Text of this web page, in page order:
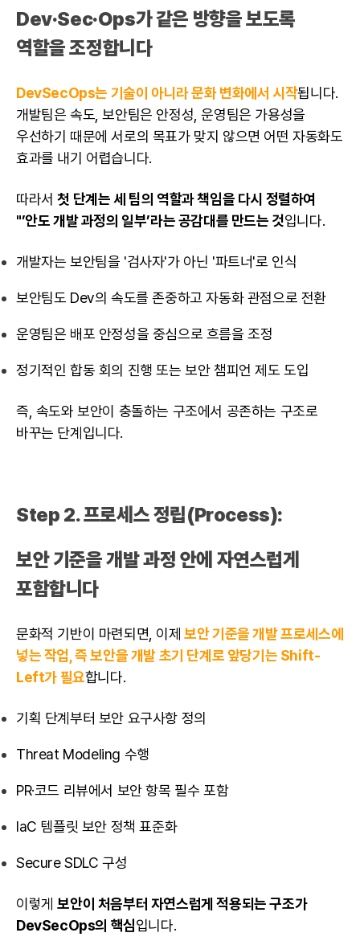
Dev·Sec·Ops가 같은 방향을 보도록
역할을 조정합니다
DevSecOps는 기술이 아니라 문화 변화에서 시작됩니다.
개발팀은 속도, 보안팀은 안정성, 운영팀은 가용성을
우선하기 때문에 서로의 목표가 맞지 않으면 어떤 자동화도
효과를 내기 어렵습니다.
따라서첫 단계는 세 팀의 역할과 책임을 다시 정렬하여
"’안도 개발 과정의 일부’라는 공감대를 만드는 것입니다.
개발자는 보안팀을 '검사자'가 아닌 '파트너'로 인식
보안팀도 Dev의 속도를 존중하고 자동화 관점으로 전환
운영팀은 배포 안정성을 중심으로 흐름을 조정
정기적인 합동 회의 진행 또는 보안 챔피언 제도 도입
즉, 속도와 보안이 충돌하는 구조에서 공존하는 구조로
바꾸는 단계입니다.
Step 2. 프로세스 정립(Process):
보안 기준을 개발 과정 안에 자연스럽게
포함합니다
문화적 기반이 마련되면, 이제 보안 기준을 개발 프로세스에
넣는 작업, 즉 보안을 개발 초기 단계로 앞당기는 Shift-
Left가 필요합니다.
기획 단계부터 보안 요구사항 정의
Threat Modeling 수행
PR·코드 리뷰에서 보안 항목 필수 포함
IaC 템플릿 보안 정책 표준화
Secure SDLC 구성
이렇게보안이 처음부터 자연스럽게 적용되는 구조가
DevSecOps의 핵심입니다.